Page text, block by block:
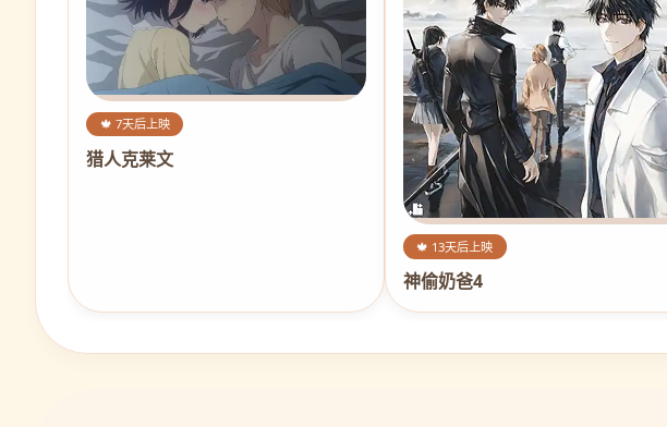
🍁 7天后上映
猎人克莱文
🍁 13天后上映
神偷奶爸4